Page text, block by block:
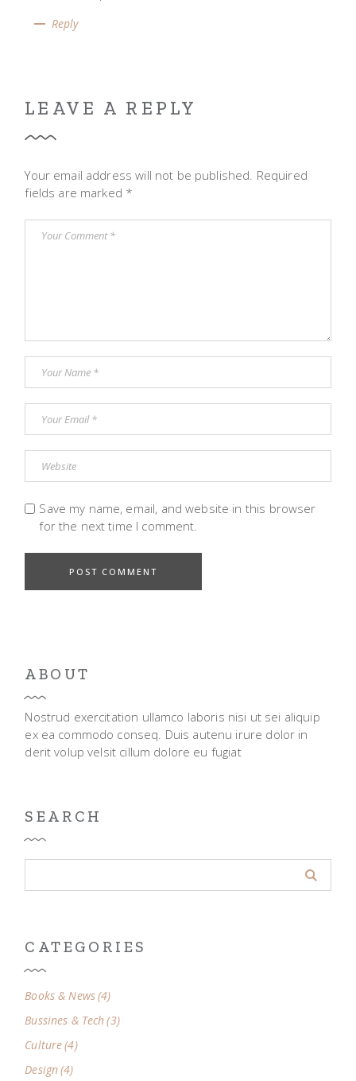
Reply
LEAVE A REPLY
Your email address will not be published. Required
fields are marked *
Save my name, email, and website in this browser
for the next time I comment.
POST COMMENT
ABOUT
Nostrud exercitation ullamco laboris nisi ut sei aliquip
ex ea commodo conseq. Duis autenu irure dolor in
derit volup velsit cillum dolore eu fugiat
SEARCH
CATEGORIES
Books & News(4)
Bussines & Tech(3)
Culture(4)
Design(4)